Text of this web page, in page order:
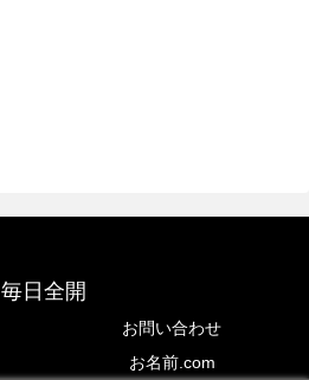
毎日全開
お問い合わせ
お名前.com